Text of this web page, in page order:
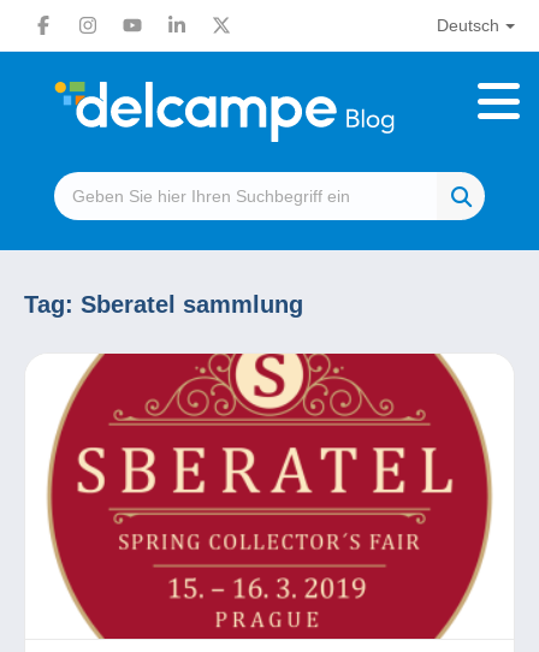
Deutsch
Tag: Sberatel sammlung